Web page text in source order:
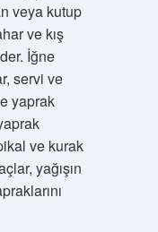
veya kutup
ve kış
İğne
servi ve
yaprak
ve kurak
yağışın